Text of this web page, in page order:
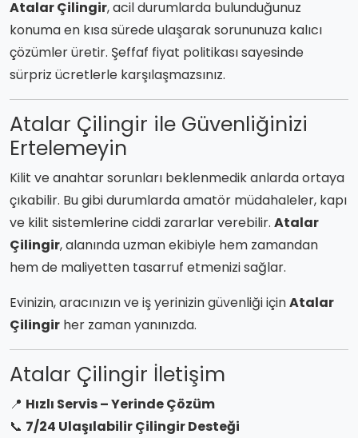
Atalar Çilingir, acil durumlarda bulunduğunuz
konuma en kısa sürede ulaşarak sorununuza kalıcı
çözümler üretir. Şeffaf fiyat politikası sayesinde
sürpriz ücretlerle karşılaşmazsınız.
Atalar Çilingir ile Güvenliğinizi
Ertelemeyin
Kilit ve anahtar sorunları beklenmedik anlarda ortaya
çıkabilir. Bu gibi durumlarda amatör müdahaleler, kapı
ve kilit sistemlerine ciddi zararlar verebilir. Atalar
Çilingir, alanında uzman ekibiyle hem zamandan
hem de maliyetten tasarruf etmenizi sağlar.
Evinizin, aracınızın ve iş yerinizin güvenliği içinAtalar
Çilingir her zaman yanınızda.
Atalar Çilingir İletişim
📍 Hızlı Servis – Yerinde Çözüm
📞 7/24 Ulaşılabilir Çilingir Desteği